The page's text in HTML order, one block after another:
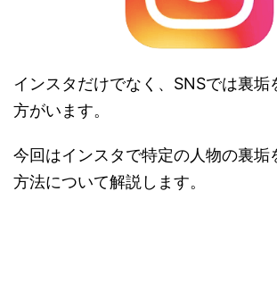
インスタだけでなく、SNSでは裏垢
方がいます。
今回はインスタで特定の人物の裏垢
方法について解説します。